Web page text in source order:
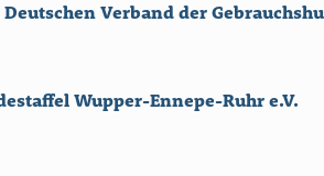
Verband der
Wupper-Ennepe-Ruhr e.V.